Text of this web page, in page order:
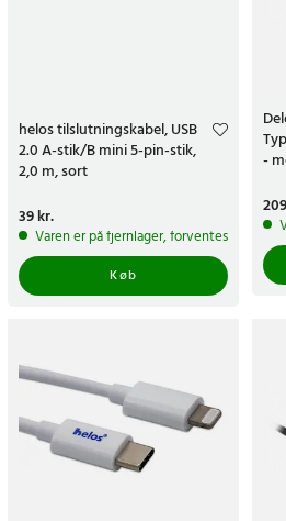
helos tilslutningskabel, USB
2.0 A-stik/B mini 5-pin-stik,
2,0 m, sort
Pris:39 kr.
39 kr.
Varen er på fjernlager, forventes at blive
Køb
-
Pris